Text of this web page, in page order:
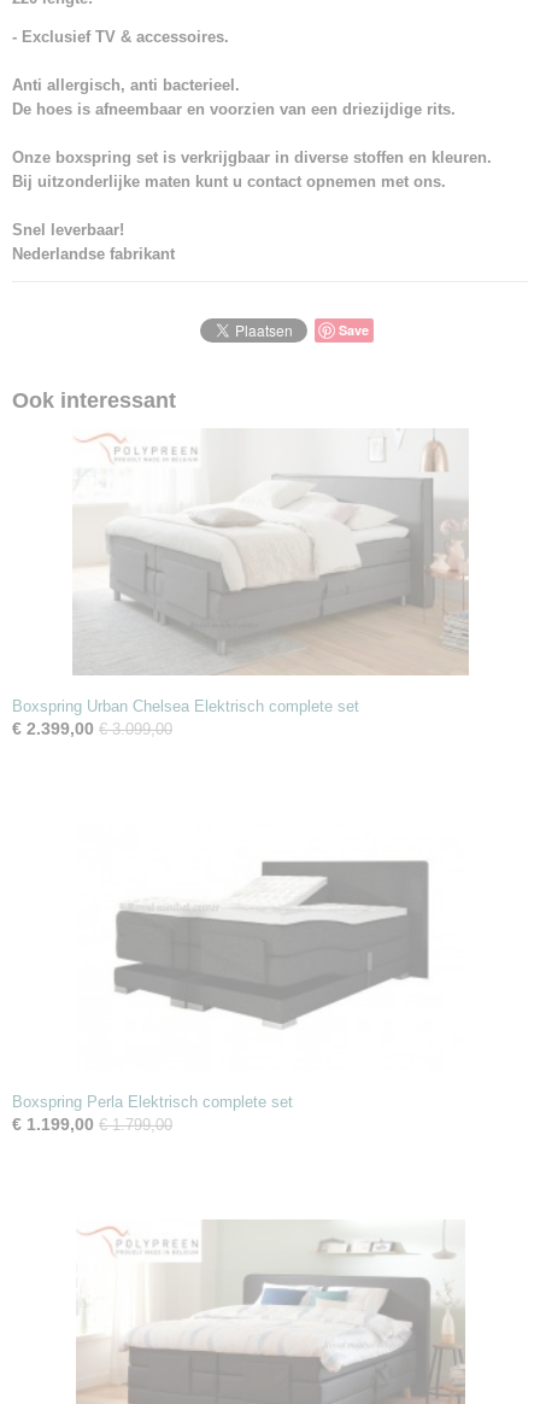
- Exclusief TV & accessoires.
Anti allergisch, anti bacterieel.
De hoes is afneembaar en voorzien van een driezijdige rits.
Onze boxspring set is verkrijgbaar in diverse stoffen en kleuren.
Bij uitzonderlijke maten kunt u contact opnemen met ons.
Snel leverbaar!
Nederlandse fabrikant
Save
Ook interessant
Boxspring Urban Chelsea Elektrisch complete set
€ 2.399,00 € 3.099,00
Boxspring Perla Elektrisch complete set
€ 1.199,00 € 1.799,00